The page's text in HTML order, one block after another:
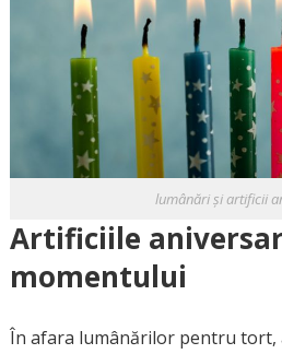
lumânări și artificii
Artificiile
momentului
În afara lumânărilor pentru tort,